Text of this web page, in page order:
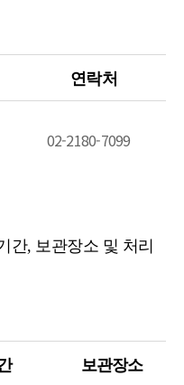
연락처
02-2180-7099
간, 보관장소 및 처리
보관장소